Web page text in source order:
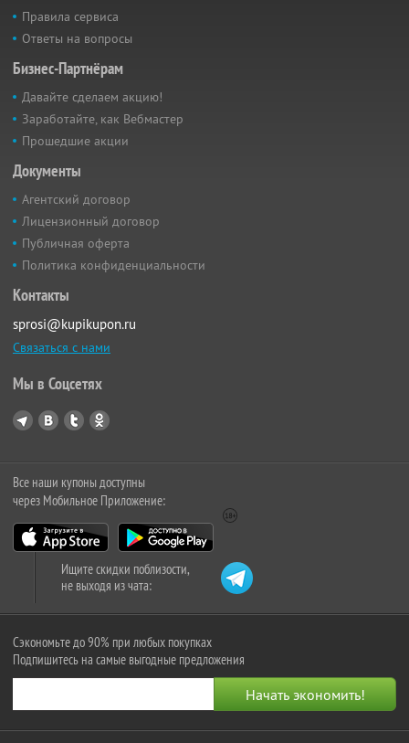
Правила сервиса
Ответы на вопросы
Бизнес-Партнёрам
Давайте сделаем акцию!
Заработайте, как Вебмастер
Прошедшие акции
Документы
Агентский договор
Лицензионный договор
Публичная оферта
Политика конфиденциальности
Контакты
sprosi@kupikupon.ru
Связаться с нами
Мы в Соцсетях
Все наши купоны доступны
через Мобильное Приложение:
Ищите скидки поблизости,
не выходя из чата:
Сэкономьте до 90% при любых покупках
Подпишитесь на самые выгодные предложения